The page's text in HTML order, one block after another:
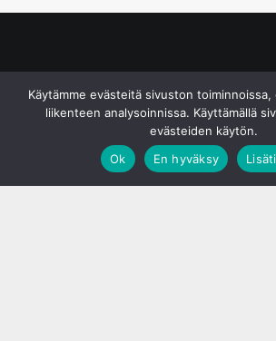
Käytämme evästeitä sivuston toiminnoissa,
liikenteen analysoinnissa. Käyttämällä
evästeiden käytön.
Ok
En hyväksy